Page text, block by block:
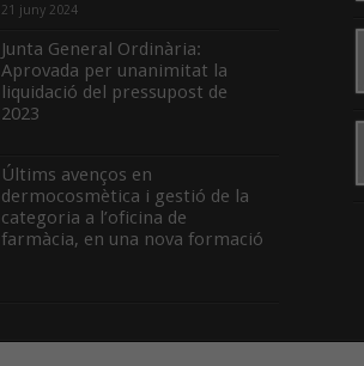
21 juny 2024
Junta General Ordinària:
Aprovada per unanimitat la
liquidació del pressupost de
2023
Últims avenços en
dermocosmètica i gestió de la
categoria a l’oficina de
farmàcia, en una nova formació